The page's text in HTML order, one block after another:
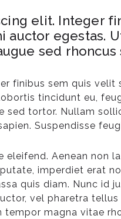
elit. Integer
egestas.
sed
finibus sem quis
tincidunt eu,
tortor. Nullam
Suspendisse
Aenean non
imperdiet erat
quis diam. Nunc id
vel pharetra
magna vitae